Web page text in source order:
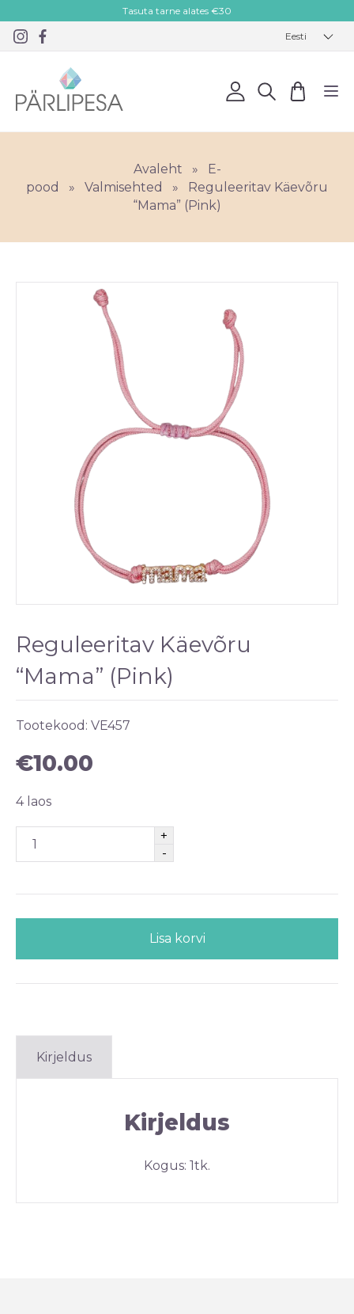
Tasuta tarne alates €30
Eesti
Avaleht »
E-
pood
» Valmisehted »
Reguleeritav Käevõru
“Mama” (Pink)
Reguleeritav Käevõru
“Mama” (Pink)
Tootekood: VE457
€10.00
4 laos
Lisa korvi
Kirjeldus
Kirjeldus
Kogus: 1tk.